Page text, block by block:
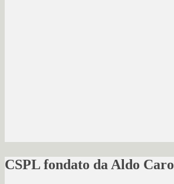
CSPL fondato da Aldo